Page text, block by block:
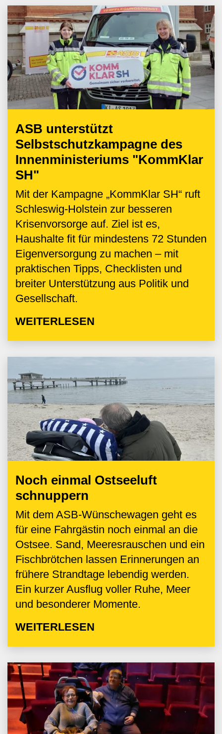
ASB unterstützt
Selbstschutzkampagne des
Innenministeriums "KommKlar
SH"
Mit der Kampagne „KommKlar SH“ ruft
Schleswig-Holstein zur besseren
Krisenvorsorge auf. Ziel ist es,
Haushalte fit für mindestens 72 Stunden
Eigenversorgung zu machen – mit
praktischen Tipps, Checklisten und
breiter Unterstützung aus Politik und
Gesellschaft.
WEITERLESEN
Noch einmal Ostseeluft
schnuppern
Mit dem ASB-Wünschewagen geht es
für eine Fahrgästin noch einmal an die
Ostsee. Sand, Meeresrauschen und ein
Fischbrötchen lassen Erinnerungen an
frühere Strandtage lebendig werden.
Ein kurzer Ausflug voller Ruhe, Meer
und besonderer Momente.
WEITERLESEN